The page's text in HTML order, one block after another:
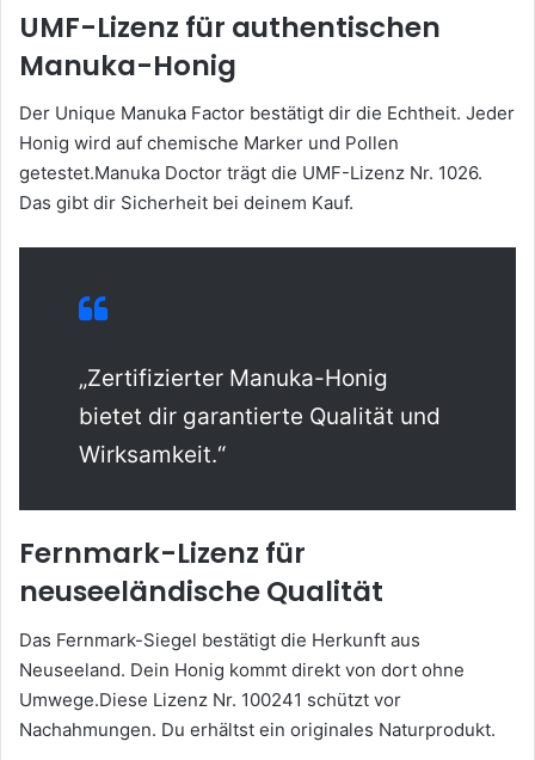
UMF-Lizenz für authentischen
Manuka-Honig
Der Unique Manuka Factor bestätigt dir die Echtheit. Jeder
Honig wird auf chemische Marker und Pollen
getestet.Manuka Doctor trägt die UMF-Lizenz Nr. 1026.
Das gibt dir Sicherheit bei deinem Kauf.
„Zertifizierter Manuka-Honig
bietet dir garantierte Qualität und
Wirksamkeit.“
Fernmark-Lizenz für
neuseeländische Qualität
Das Fernmark-Siegel bestätigt die Herkunft aus
Neuseeland. Dein Honig kommt direkt von dort ohne
Umwege.Diese Lizenz Nr. 100241 schützt vor
Nachahmungen. Du erhältst ein originales Naturprodukt.